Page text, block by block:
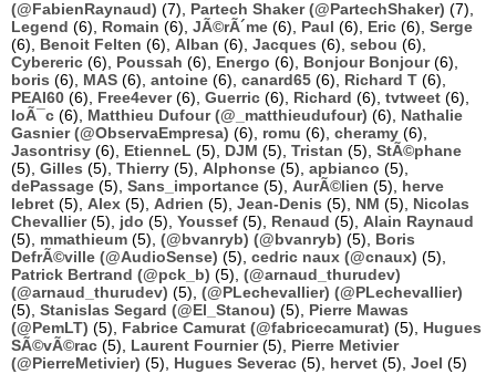
(@FabienRaynaud) (7), Partech Shaker (@PartechShaker) (7),
Legend (6), Romain (6), JÃ©rÃ´me (6), Paul (6), Eric (6), Serge
(6), Benoit Felten (6), Alban (6), Jacques (6), sebou (6),
Cybereric (6), Poussah (6), Energo (6), Bonjour Bonjour(6),
boris (6), MAS (6), antoine (6), canard65 (6), Richard T (6),
PEAI60 (6), Free4ever(6), Guerric (6), Richard (6), tvtweet (6),
loÃ¯c (6), Matthieu Dufour (@_matthieudufour) (6), Nathalie
Gasnier (@ObservaEmpresa) (6), romu (6), cheramy (6),
Jasontrisy (6), EtienneL (5), DJM (5), Tristan (5), StÃ©phane
(5), Gilles (5), Thierry (5), Alphonse (5), apbianco (5),
dePassage (5), Sans_importance (5), AurÃ©lien (5), herve
lebret (5), Alex (5), Adrien (5), Jean-Denis (5), NM (5), Nicolas
Chevallier(5), jdo (5), Youssef (5), Renaud (5), Alain Raynaud
(5), mmathieum (5), (@bvanryb) (@bvanryb) (5), Boris
DefrÃ©ville (@AudioSense) (5), cedric naux (@cnaux) (5),
Patrick Bertrand (@pck_b) (5), (@arnaud_thurudev)
(@arnaud_thurudev) (5), (@PLechevallier) (@PLechevallier)
(5), Stanislas Segard (@El_Stanou) (5), Pierre Mawas
(@PemLT) (5), Fabrice Camurat (@fabricecamurat) (5), Hugues
SÃ©vÃ©rac (5), Laurent Fournier(5), Pierre Metivier
(@PierreMetivier) (5), Hugues Severac (5), hervet (5), Joel (5)